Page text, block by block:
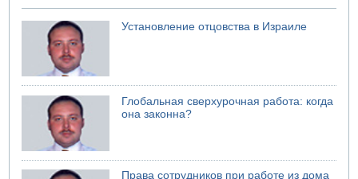
Установление отцовства в Израиле
Глобальная сверхурочная работа: когда
она законна?
Права сотрудников при работе из дома